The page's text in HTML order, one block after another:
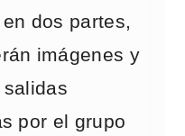
dos partes,
imágenes y
por el grupo